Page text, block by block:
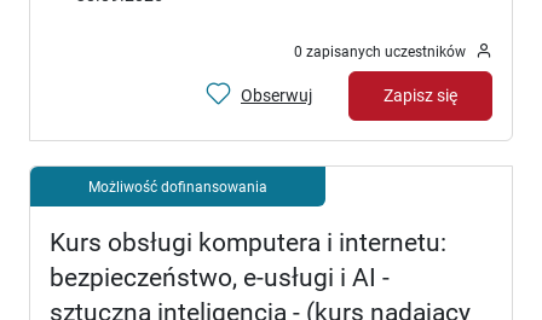
0 zapisanych uczestników
Obserwuj Zapisz się
Możliwość dofinansowania
Kurs obsługi komputera i internetu:
bezpieczeństwo, e-usługi i AI -
sztuczna inteligencja - (kurs nadający